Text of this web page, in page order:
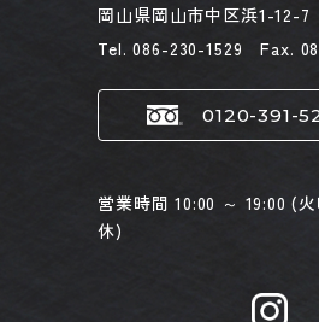
岡山県岡山市中区浜1-12-7
Tel. 086-230-1529 Fax.
0120-391-
営業時間 10:00 ～ 19:00 (
休)